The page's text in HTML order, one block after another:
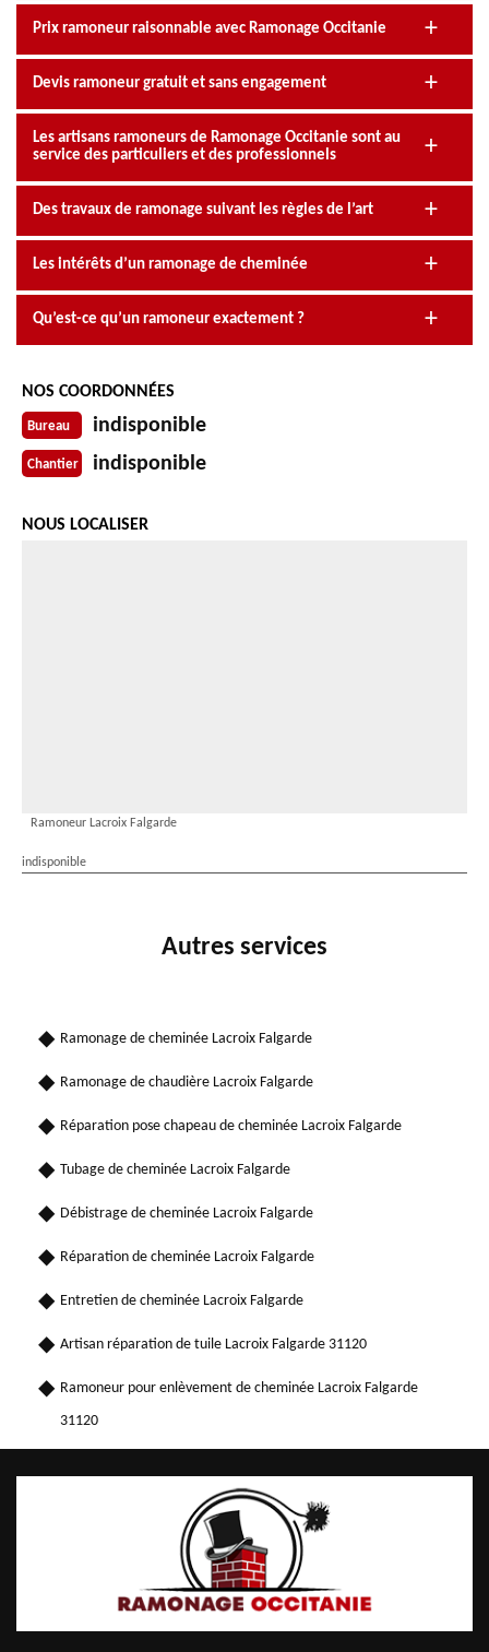
Prix ramoneur raisonnable avec Ramonage Occitanie
Devis ramoneur gratuit et sans engagement
Les artisans ramoneurs de Ramonage Occitanie sont au
service des particuliers et des professionnels
Des travaux de ramonage suivant les règles de l’art
Les intérêts d’un ramonage de cheminée
Qu’est-ce qu’un ramoneur exactement ?
NOS COORDONNÉES
Bureau indisponible
Chantier indisponible
NOUS LOCALISER
Ramoneur Lacroix Falgarde
indisponible
Autres services
Ramonage de cheminée Lacroix Falgarde
Ramonage de chaudière Lacroix Falgarde
Réparation pose chapeau de cheminée Lacroix Falgarde
Tubage de cheminée Lacroix Falgarde
Débistrage de cheminée Lacroix Falgarde
Réparation de cheminée Lacroix Falgarde
Entretien de cheminée Lacroix Falgarde
Artisan réparation de tuile Lacroix Falgarde 31120
Ramoneur pour enlèvement de cheminée Lacroix Falgarde
31120